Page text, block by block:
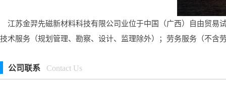
江苏金羿先磁新材料科技有限公司业位于中国（广西）自由贸易
技术服务（规划管理、勘察、设计、监理除外）；劳务服务（不
公司联系 Contact Us